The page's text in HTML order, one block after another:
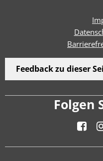
Feedback zu dieser
Folgen